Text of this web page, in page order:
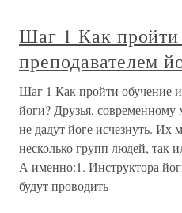
Шаг 1 Как пройти
преподавателем
Шаг 1 Как пройти обучение и
йоги? Друзья,
не дадут йоге исчезнуть. Их
несколько групп людей, так
А именно:1. Инструктора
будут проводить